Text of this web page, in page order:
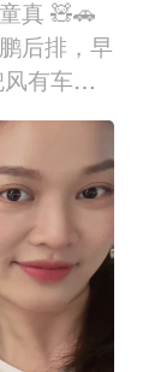
真 🧸🚗
后排，早
有车自
为什
熟稳重但
开心时